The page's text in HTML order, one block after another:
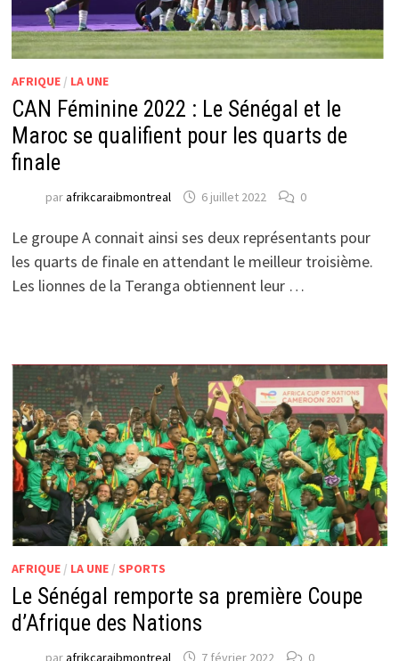
AFRIQUE/ LA UNE
CAN Féminine 2022 : Le Sénégal et le
Maroc se qualifient pour les quarts de
finale
parafrikcaraibmontreal 6 juillet 2022 0
Le groupe A connait ainsi ses deux représentants pour
les quarts de finale en attendant le meilleur troisième.
Les lionnes de la Teranga obtiennent leur …
AFRIQUE/ LA UNE/ SPORTS
Le Sénégal remporte sa première Coupe
d’Afrique des Nations
parafrikcaraibmontreal 7 février 2022 0